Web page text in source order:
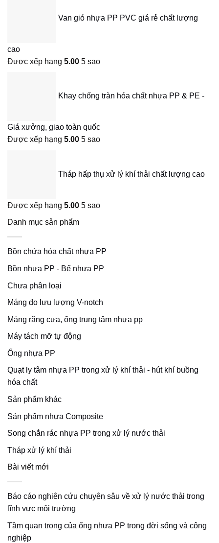
Van gió nhựa PP PVC giá rẻ chất lượng
cao
Được xếp hạng 5.00 5 sao
Khay chống tràn hóa chất nhựa PP & PE -
Giá xưởng, giao toàn quốc
Được xếp hạng 5.00 5 sao
Tháp hấp thụ xử lý khí thải chất lượng cao
Được xếp hạng 5.00 5 sao
Danh mục sản phẩm
Bồn chứa hóa chất nhựa PP
Bồn nhựa PP - Bể nhựa PP
Chưa phân loại
Máng đo lưu lượng V-notch
Máng răng cưa, ống trung tâm nhựa pp
Máy tách mỡ tự động
Ống nhựa PP
Quạt ly tâm nhựa PP trong xử lý khí thải - hút khí buồng
hóa chất
Sản phẩm khác
Sản phẩm nhựa Composite
Song chắn rác nhựa PP trong xử lý nước thải
Tháp xử lý khí thải
Bài viết mới
Báo cáo nghiên cứu chuyên sâu về xử lý nước thải trong
lĩnh vực môi trường
Tầm quan trọng của ống nhựa PP trong đời sống và công
nghiệp